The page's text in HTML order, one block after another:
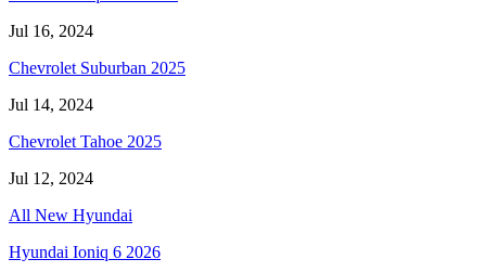
Jul 16, 2024
Chevrolet Suburban 2025
Jul 14, 2024
Chevrolet Tahoe 2025
Jul 12, 2024
All New Hyundai
Hyundai Ioniq 6 2026